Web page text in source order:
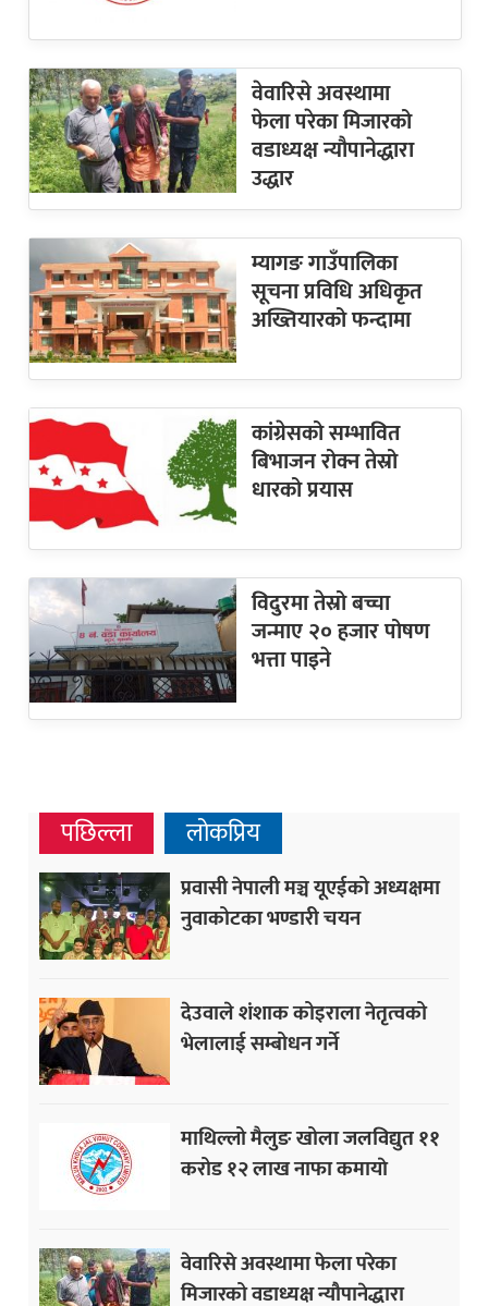
वेवारिसे अवस्थामा
फेला परेका मिजारको
वडाध्यक्ष न्यौपानेद्धारा
उद्धार
म्यागङ गाउँपालिका
सूचना प्रविधि अधिकृत
अख्तियारको फन्दामा
कांग्रेसको सम्भावित
बिभाजन रोक्न तेस्रो
धारको प्रयास
विदुरमा तेस्रो बच्चा
जन्माए २० हजार पोषण
भत्ता पाइने
पछिल्ला लोकप्रिय
प्रवासी नेपाली मञ्च यूएईको अध्यक्षमा
नुवाकोटका भण्डारी चयन
देउवाले शंशाक कोइराला नेतृत्वको
भेलालाई सम्बोधन गर्ने
माथिल्लो मैलुङ खोला जलविद्युत ११
करोड १२ लाख नाफा कमायाे
वेवारिसे अवस्थामा फेला परेका
मिजारको वडाध्यक्ष न्यौपानेद्धारा